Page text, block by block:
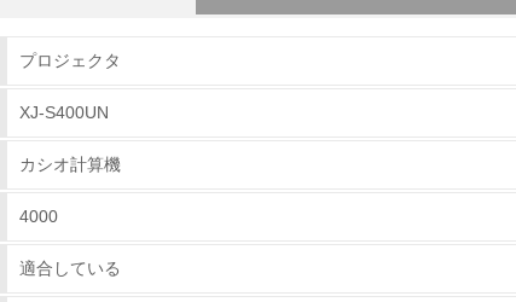
プロジェクタ
XJ-S400UN
カシオ計算機
4000
適合している